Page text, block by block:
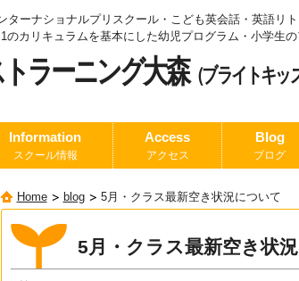
ターナショナルプリスクール・こども英会話・英語リ
のカリキュラムを基本にした幼児プログラム ・小学生
ラーニング大森（ブライトキッ
Information
スクール情報
Access
アクセス
Blog
ブログ
Home blog 5月・クラス最新空き状況について
5月・クラス最新空き状